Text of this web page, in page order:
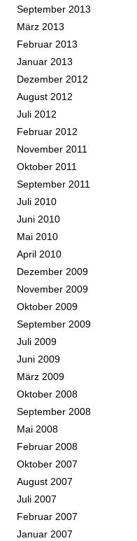
September 2013
März 2013
Februar 2013
Januar 2013
Dezember 2012
August 2012
Juli 2012
Februar 2012
November 2011
Oktober 2011
September 2011
Juli 2010
Juni 2010
Mai 2010
April 2010
Dezember 2009
November 2009
Oktober 2009
September 2009
Juli 2009
Juni 2009
März 2009
Oktober 2008
September 2008
Mai 2008
Februar 2008
Oktober 2007
August 2007
Juli 2007
Februar 2007
Januar 2007